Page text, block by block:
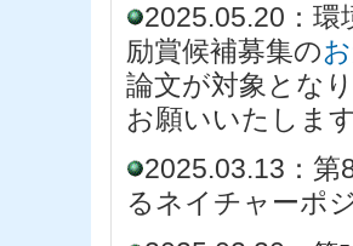
2025.05.20：
励賞候補募集の
論文が対象とな
お願いいたしま
2025.03.13： 第
るネイチャーポ